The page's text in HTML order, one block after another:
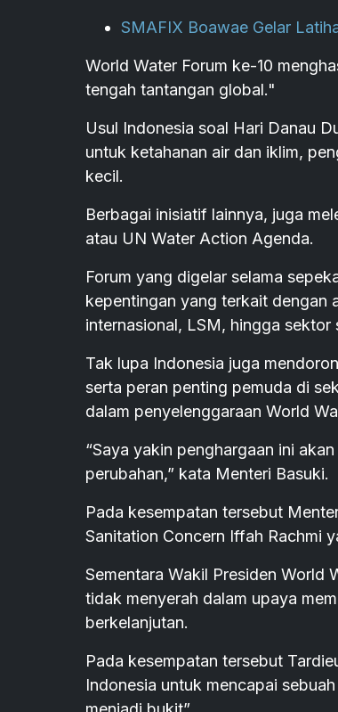
SMAFIX Boawae Gelar
World Water Forum ke-10
tengah tantangan global."
Usul Indonesia soal Hari Danau
untuk ketahanan air dan iklim,
kecil.
Berbagai inisiatif lainnya, juga
atau UN Water Action Agenda.
Forum yang digelar selama
kepentingan yang terkait dengan
internasional, LSM, hingga sektor
Tak lupa Indonesia juga
serta peran penting pemuda di
dalam penyelenggaraan World
“Saya yakin penghargaan ini
perubahan,” kata Menteri Basuki.
Pada kesempatan tersebut
Sanitation Concern Iffah Rachmi
Sementara Wakil Presiden World
tidak menyerah dalam upaya
berkelanjutan.
Pada kesempatan tersebut
Indonesia untuk mencapai